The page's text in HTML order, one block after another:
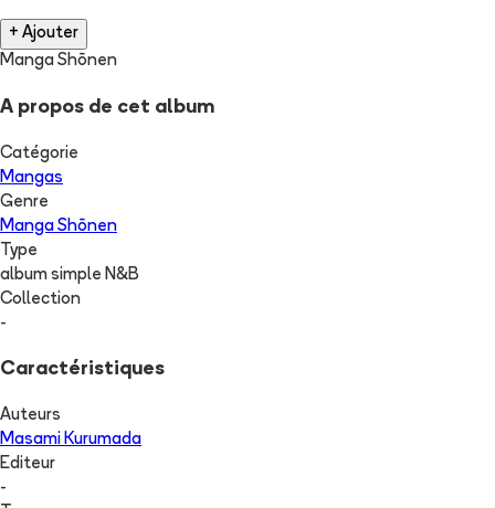
+ Ajouter
Manga Shōnen
A propos de cet album
Catégorie
Mangas
Genre
Manga Shōnen
Type
album simple N&B
Collection
-
Caractéristiques
Auteurs
Masami Kurumada
Editeur
-